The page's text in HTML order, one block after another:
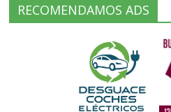
RECOMENDAMOS ADS